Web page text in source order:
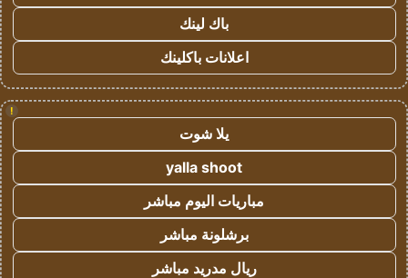
باك لينك
اعلانات باكلينك
!
يلا شوت
yalla shoot
مباريات اليوم مباشر
برشلونة مباشر
ريال مدريد مباشر